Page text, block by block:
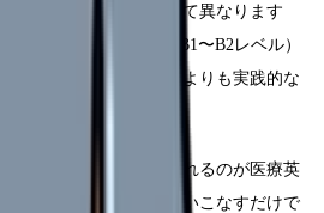
、勤務先や役割によって異なります
上（英検2級、CEFR B1〜B2レベル）
し、大切なのはスコアよりも実践的な
。
「伝える力」が重視されるのが医療英
場では、専門用語を使いこなすだけで